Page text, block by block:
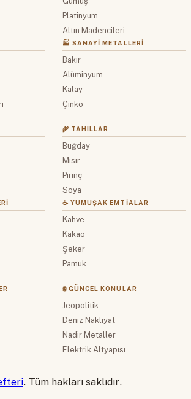
Platinyum
Altın Madencileri
🏭 SANAYI METALLERI
Bakır
Alüminyum
Kalay
Çinko
🌾 TAHILLAR
Buğday
Mısır
Pirinç
Soya
☕ YUMUŞAK EMTIALAR
Kahve
Kakao
Şeker
Pamuk
🌐 GÜNCEL KONULAR
Jeopolitik
Deniz Nakliyat
Nadir Metaller
Elektrik Altyapısı
. Tüm hakları saklıdır.